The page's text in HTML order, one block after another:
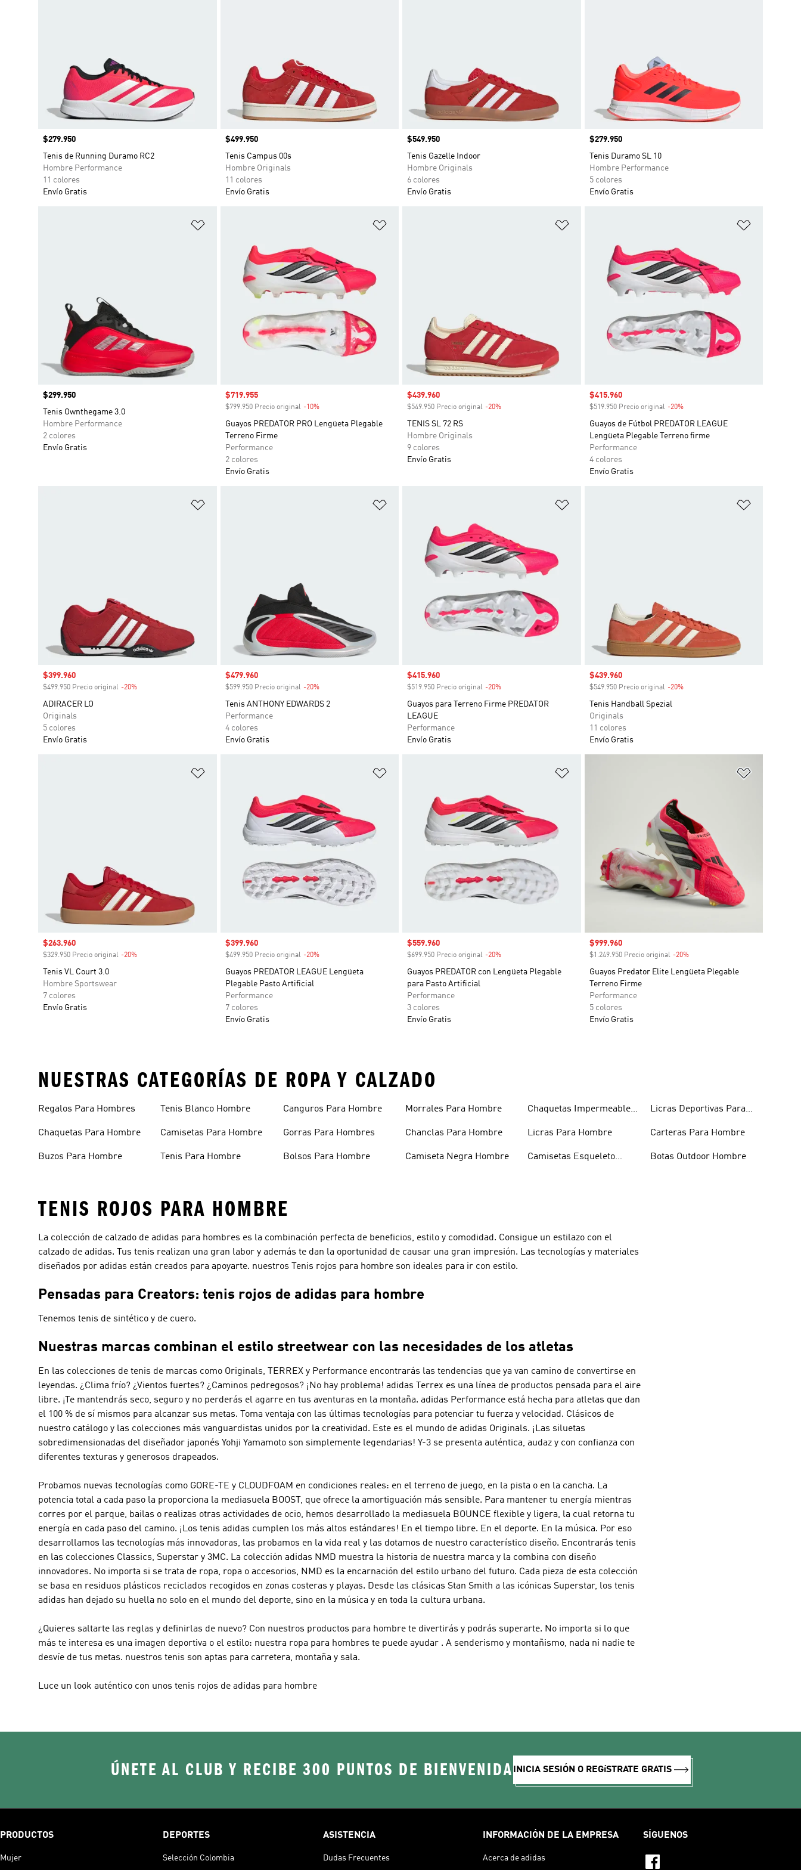
Precio
$279.950
Tenis de Running Duramo RC2
Hombre Performance
11 colores
Envío Gratis
Precio
$499.950
Tenis Campus 00s
Hombre Originals
11 colores
Envío Gratis
Precio
$549.950
Tenis Gazelle Indoor
Hombre Originals
6 colores
Envío Gratis
Precio
$279.950
Tenis Duramo SL 10
Hombre Performance
5 colores
Envío Gratis
Precio
$299.950
Tenis Ownthegame 3.0
Hombre Performance
2 colores
Envío Gratis
Precio de venta
$719.955
$799.950 Precio original -10%Descuento
Guayos PREDATOR PRO Lengüeta Plegable
Terreno Firme
Performance
2 colores
Envío Gratis
Precio de venta
$439.960
$549.950 Precio original -20%
TENIS SL 72 RS
Hombre Originals
9 colores
Envío Gratis
Precio de venta
$415.960
$519.950 Precio original -20%Descuento
Guayos de Fútbol PREDATOR LEAGUE
Lengüeta Plegable Terreno firme
Performance
4 colores
Envío Gratis
Precio de venta
$399.960
$499.950 Precio original -20%
ADIRACER LO
Originals
5 colores
Envío Gratis
Precio de venta
$479.960
$599.950 Precio original -20%Descuento
Tenis ANTHONY EDWARDS 2
Performance
4 colores
Envío Gratis
Precio de venta
$415.960
$519.950 Precio original -20%
Guayos para Terreno Firme PREDATOR
LEAGUE
Performance
Envío Gratis
Precio de venta
$439.960
$549.950 Precio original -20%Descuento
Tenis Handball Spezial
Originals
11 colores
Envío Gratis
Precio de venta
$263.960
$329.950 Precio original -20%
Tenis VL Court 3.0
Hombre Sportswear
7 colores
Envío Gratis
Precio de venta
$399.960
$499.950 Precio original -20%Descuento
Guayos PREDATOR LEAGUE Lengüeta
Plegable Pasto Artificial
Performance
7 colores
Envío Gratis
Precio de venta
$559.960
$699.950 Precio original -20%
Guayos PREDATOR con Lengüeta Plegable
para Pasto Artificial
Performance
3 colores
Envío Gratis
Precio de venta
$999.960
$1.249.950 Precio original -20%Descuento
Guayos Predator Elite Lengüeta Plegable
Terreno Firme
Performance
5 colores
Envío Gratis
NUESTRAS CATEGORÍAS DE ROPA Y CALZADO
Regalos Para Hombres
Chaquetas Para Hombre
Buzos Para Hombre
Tenis Blanco Hombre
Camisetas Para Hombre
Tenis Para Hombre
Canguros Para Hombre
Gorras Para Hombres
Bolsos Para Hombre
Morrales Para Hombre
Chanclas Para Hombre
Camiseta Negra Hombre
Chaquetas Impermeables
Licras Para Hombre
Camisetas Esqueleto
Licras Deportivas Para
Carteras Para Hombre
Botas Outdoor Hombre
TENIS ROJOS PARA HOMBRE
La colección de calzado de adidas para hombres es la combinación perfecta de beneficios, estilo y comodidad. Consigue un estilazo con el
calzado de adidas. Tus tenis realizan una gran labor y además te dan la oportunidad de causar una gran impresión. Las tecnologías y materiales
diseñados por adidas están creados para apoyarte. nuestros Tenis rojos para hombre son ideales para ir con estilo.
Pensadas para Creators: tenis rojos de adidas para hombre
Tenemos tenis de sintético y de cuero.
Nuestras marcas combinan el estilo streetwear con las necesidades de los atletas
En las colecciones de tenis de marcas como Originals, TERREX y Performance encontrarás las tendencias que ya van camino de convertirse en
leyendas. ¿Clima frío? ¿Vientos fuertes? ¿Caminos pedregosos? ¡No hay problema! adidas Terrex es una línea de productos pensada para el aire
libre. ¡Te mantendrás seco, seguro y no perderás el agarre en tus aventuras en la montaña. adidas Performance está hecha para atletas que dan
el 100 % de sí mismos para alcanzar sus metas. Toma ventaja con las últimas tecnologías para potenciar tu fuerza y velocidad. Clásicos de
nuestro catálogo y las colecciones más vanguardistas unidos por la creatividad. Este es el mundo de adidas Originals. ¡Las siluetas
sobredimensionadas del diseñador japonés Yohji Yamamoto son simplemente legendarias! Y-3 se presenta auténtica, audaz y con confianza con
diferentes texturas y generosos drapeados.
Probamos nuevas tecnologías como GORE-TE y CLOUDFOAM en condiciones reales: en el terreno de juego, en la pista o en la cancha. La
potencia total a cada paso la proporciona la mediasuela BOOST, que ofrece la amortiguación más sensible. Para mantener tu energía mientras
corres por el parque, bailas o realizas otras actividades de ocio, hemos desarrollado la mediasuela BOUNCE flexible y ligera, la cual retorna tu
energía en cada paso del camino. ¡Los tenis adidas cumplen los más altos estándares! En el tiempo libre. En el deporte. En la música. Por eso
desarrollamos las tecnologías más innovadoras, las probamos en la vida real y las dotamos de nuestro característico diseño. Encontrarás tenis
en las colecciones Classics, Superstar y 3MC. La colección adidas NMD muestra la historia de nuestra marca y la combina con diseño
innovadores. No importa si se trata de ropa, ropa o accesorios, NMD es la encarnación del estilo urbano del futuro. Cada pieza de esta colección
se basa en residuos plásticos reciclados recogidos en zonas costeras y playas. Desde las clásicas Stan Smith a las icónicas Superstar, los tenis
adidas han dejado su huella no solo en el mundo del deporte, sino en la música y en toda la cultura urbana.
¿Quieres saltarte las reglas y definirlas de nuevo? Con nuestros productos para hombre te divertirás y podrás superarte. No importa si lo que
más te interesa es una imagen deportiva o el estilo: nuestra ropa para hombres te puede ayudar . A senderismo y montañismo, nada ni nadie te
desvíe de tus metas. nuestros tenis son aptas para carretera, montaña y sala.
Luce un look auténtico con unos tenis rojos de adidas para hombre
ÚNETE AL CLUB Y RECIBE 300 PUNTOS DE BIENVENIDA INICIA SESIÓN O REGíSTRATE GRATIS
PRODUCTOS
Mujer
DEPORTES
Selección Colombia
ASISTENCIA
Dudas Frecuentes
INFORMACIÓN DE LA EMPRESA
Acerca de adidas
SÍGUENOS